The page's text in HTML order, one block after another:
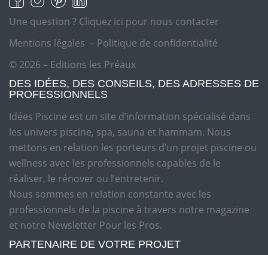
Une question ? Cliquez ici pour nous contacter
Mentions légales – Politique de confidentialité
© 2026 – Editions les Préaux
DES IDÉES, DES CONSEILS, DES ADRESSES DE
PROFESSIONNELS
Idées Piscine est un site d’information spécialisé dans
les univers piscine, spa, sauna et hammam. Nous
mettons en relation les porteurs d’un projet piscine ou
wellness avec les professionnels capables de le
réaliser, le rénover ou l’entretenir.
Nous sommes en relation constante avec les
professionnels de la piscine à travers notre magazine
et notre Newsletter Pour les Pros.
PARTENAIRE DE VOTRE PROJET